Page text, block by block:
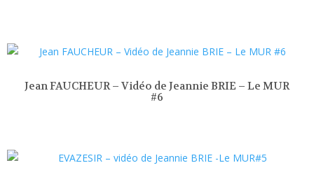
Jean FAUCHEUR – Vidéo de Jeannie BRIE – Le MUR
#6